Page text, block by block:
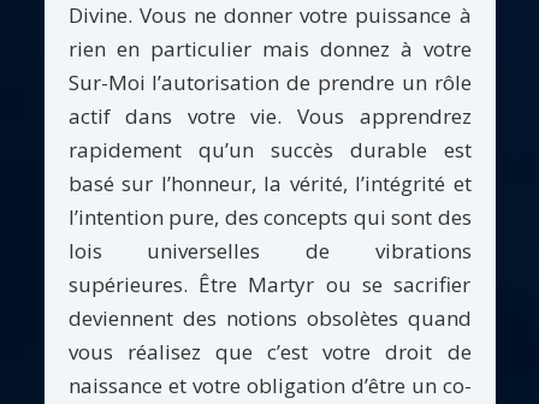
Divine. Vous ne donner votre puissance à
rien en particulier mais donnez à votre
Sur-Moi l’autorisation de prendre un rôle
actif dans votre vie. Vous apprendrez
rapidement qu’un succès durable est
basé sur l’honneur, la vérité, l’intégrité et
l’intention pure, des concepts qui sont des
lois universelles de vibrations
supérieures. Être Martyr ou se sacrifier
deviennent des notions obsolètes quand
vous réalisez que c’est votre droit de
naissance et votre obligation d’être un co-